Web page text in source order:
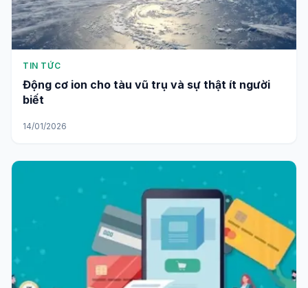
TIN TỨC
Động cơ ion cho tàu vũ trụ và sự thật ít người
biết
14/01/2026